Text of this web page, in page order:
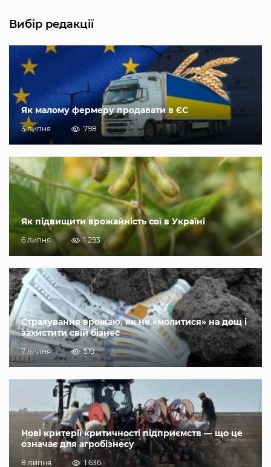
Вибір редакції
Як малому фермеру продавати в ЄС
3 липня 798
Як підвищити врожайність сої в Україні
6 липня 1 293
Страхування врожаю, як не «молитися» на дощ і
захистити свій бізнес
7 липня 519
Нові критерії критичності підприємств — що це
означає для агробізнесу
8 липня 1 636